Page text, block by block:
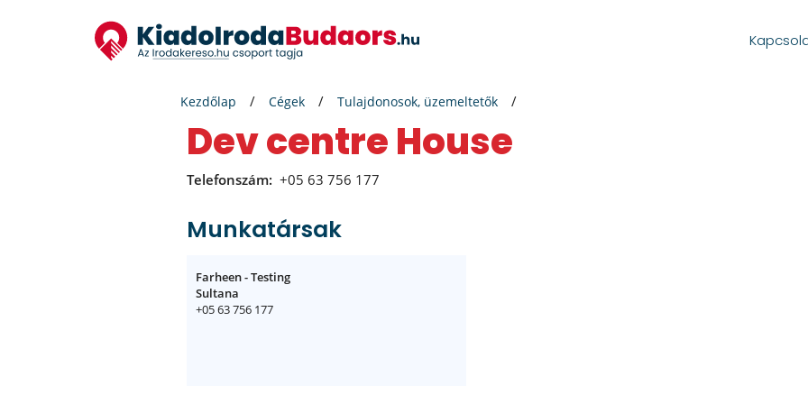
Kezdőlap Cégek Tulajdonosok, üzemeltetők
Dev centre House
Telefonszám: +05 63 756 177
Munkatársak
Farheen - Testing
Sultana
+05 63 756 177